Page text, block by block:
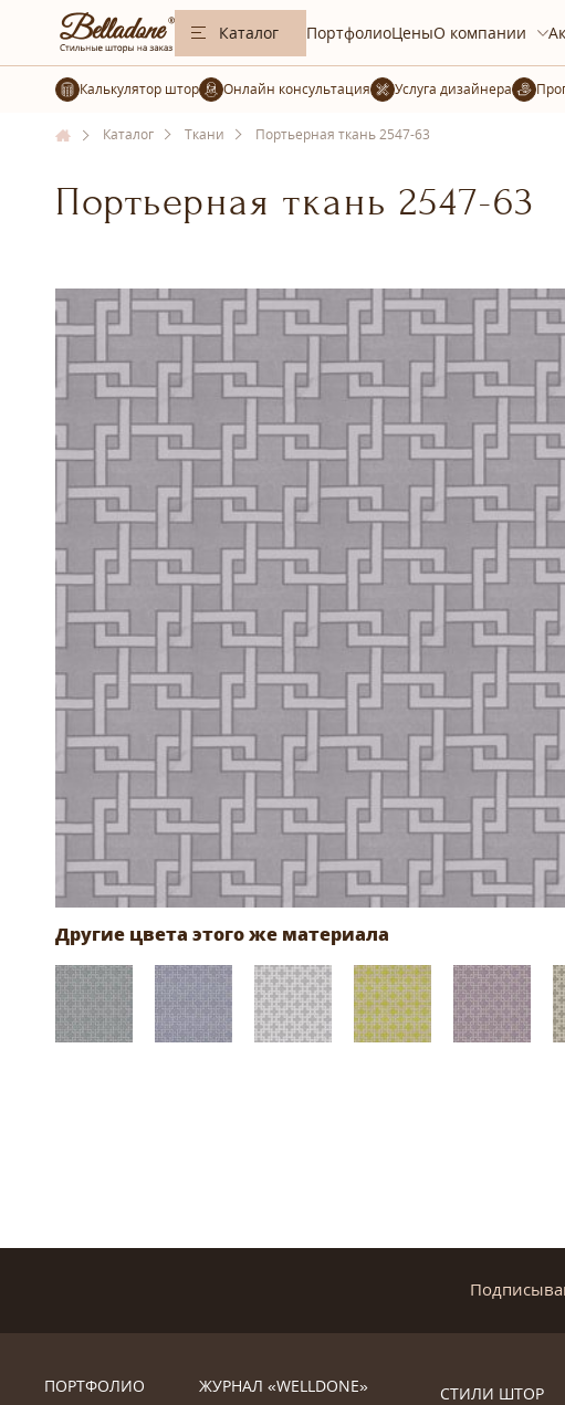
Каталог ПортфолиоЦеныО компании
Калькулятор штор Услуга дизайнера
Каталог Ткани Портьерная ткань 2547-63
Портьерная ткань 2547-63
ПОРТФОЛИО
ЖУРНАЛ «WELLDONE»
СТИЛИ ШТОР